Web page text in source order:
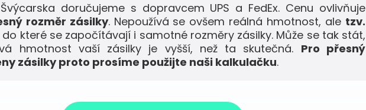
doručujeme s dopravcem UPS a FedEx. Cenu ovlivňuje
rozměr zásilky. Nepoužívá se ovšem reálná hmotnost, ale tzv.
do které se započítávají i samotné rozměry zásilky. Může se tak stát,
hmotnost vaší zásilky je vyšší, než ta skutečná. Pro přesný
zásilky proto prosíme použijte naši kalkulačku.